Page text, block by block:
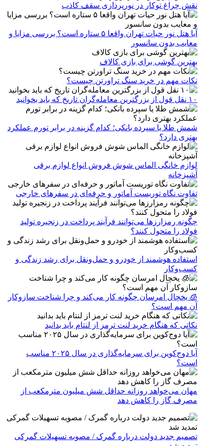
نقش چراغ توکار در نورپردازی سقف کاذب
آیا هتل نور حیات تهران واقعا ۵ ستاره است؟ بررسی مزایا و
معایب بدون سانسور
بهترین گوشی برای بازی کالاف
نکات مهم در خرید سنگ تراورتن چیست؟
۱۰ نقل قول از بزرگترین معامله‌گران تاریخ که باید بخوانید
شمش طلا یا سپرده بانکی؛ کدام گزینه در برابر تورم عملکرد
بهتری دارد؟
لوازم خانگی الماس شوش فروش انواع لوازم برقی
آشپزخانه
تفاوت نگاه توریست آماتور و حرفه‌ای در سفرهای خارجی
چگونه رمزارزها می‌توانند فرآیند پرداخت در زنجیره تولید
فولاد را متحول کنند؟
استفاده هوشمند از خودرو و حمل‌ونقل برای رشد زندگی و
کسب‌وکار
🧊 یخچال امرسان چگونه کار می‌کند و چرا شناخت سازوکار
آن مهم است؟
نکاتی که هنگام خرید لنت ترمز از لنتام باید بدانید
آیا دوج‌کوین برای سرمایه‌گذاری در سال ۲۰۲۵ مناسب
است؟
مهان می‌خواهد روزانه حداقل شش میلیون مترمکعب از
مصرف گاز را کاهش دهد
تصمیم جدید دولت درباره گمرک / مصوبه تسهیلات گمرکی